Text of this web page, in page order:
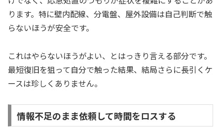
ります。特に壁内配線、分電盤、屋外設備は自己判断で触
らないほうが安全です。
これはやらないほうがよい、とはっきり言える部分です。
最短復旧を狙って自分で触った結果、結局さらに長引くケ
ースは珍しくありません。
情報不足のまま依頼して時間をロスする